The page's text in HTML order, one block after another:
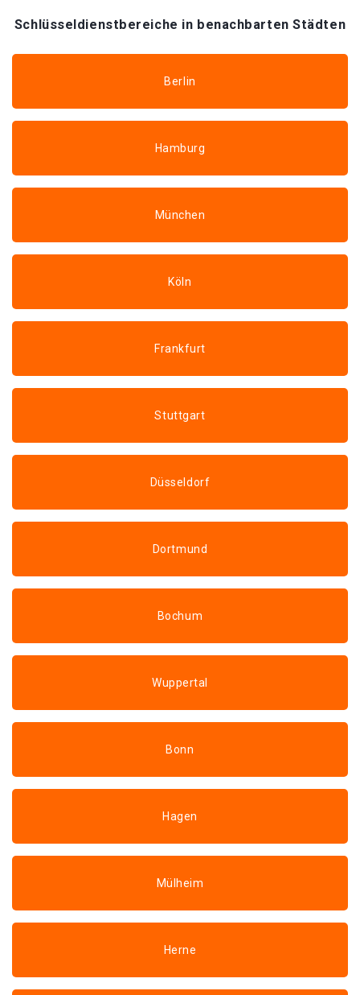
Schlüsseldienstbereiche in benachbarten Städten
Berlin
Hamburg
München
Köln
Frankfurt
Stuttgart
Düsseldorf
Dortmund
Bochum
Wuppertal
Bonn
Hagen
Mülheim
Herne